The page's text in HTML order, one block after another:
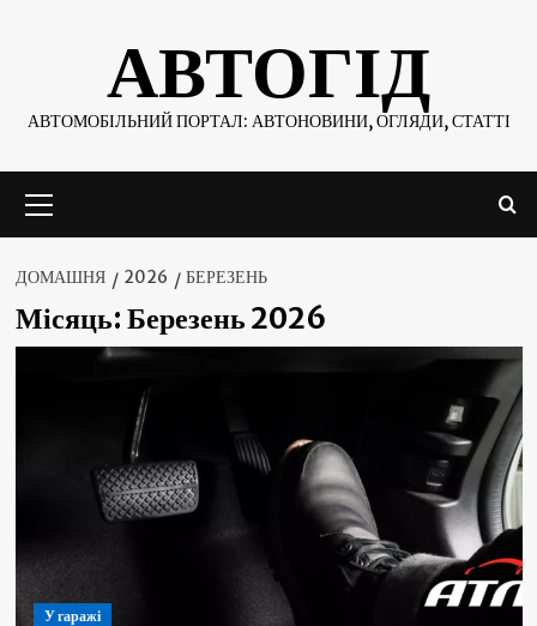
АВТОГІД
АВТОМОБІЛЬНИЙ ПОРТАЛ: АВТОНОВИНИ, ОГЛЯДИ, СТАТТІ
меню
ДОМАШНЯ 2026 БЕРЕЗЕНЬ
Місяць:Березень 2026
У гаражі